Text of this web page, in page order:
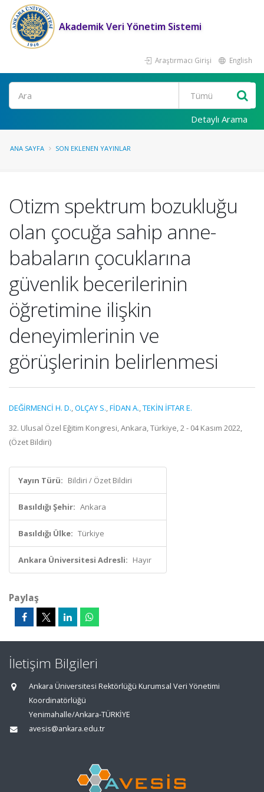
Akademik Veri Yönetim Sistemi
Araştırmacı Girişi English
Ara
Detaylı Arama
ANA SAYFA SON EKLENEN YAYINLAR
Otizm spektrum bozukluğu
olan çocuğa sahip anne-
babaların çocuklarına
güvenlik becerilerinin
öğretimine ilişkin
deneyimlerinin ve
görüşlerinin belirlenmesi
DEĞİRMENCİ H. D.,OLÇAY S.,FİDAN A.,TEKİN İFTAR E.
32. Ulusal Özel Eğitim Kongresi, Ankara, Türkiye, 2 - 04 Kasım 2022,
(Özet Bildiri)
Yayın Türü: Bildiri / Özet Bildiri
Basıldığı Şehir: Ankara
Basıldığı Ülke: Türkiye
Ankara Üniversitesi Adresli: Hayır
Paylaş
İletişim Bilgileri
Ankara Üniversitesi Rektörlüğü Kurumsal Veri Yönetimi
Koordinatörlüğü
Yenimahalle/Ankara-TÜRKİYE
avesis@ankara.edu.tr